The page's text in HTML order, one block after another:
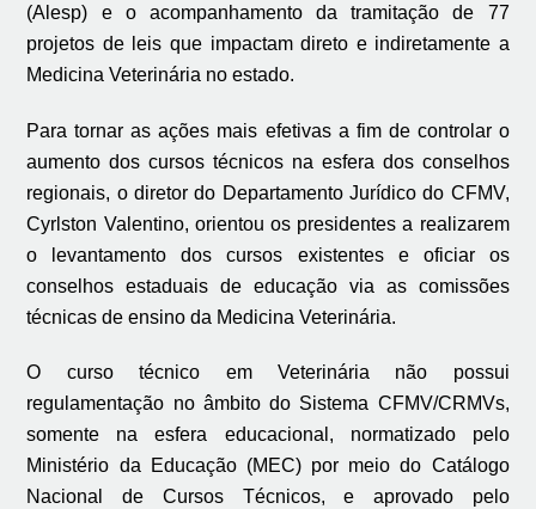
(Alesp) e o acompanhamento da tramitação de 77
projetos de leis que impactam direto e indiretamente a
Medicina Veterinária no estado.
Para tornar as ações mais efetivas a fim de controlar o
aumento dos cursos técnicos na esfera dos conselhos
regionais, o diretor do Departamento Jurídico do CFMV,
Cyrlston Valentino, orientou os presidentes a realizarem
o levantamento dos cursos existentes e oficiar os
conselhos estaduais de educação via as comissões
técnicas de ensino da Medicina Veterinária.
O curso técnico em Veterinária não possui
regulamentação no âmbito do Sistema CFMV/CRMVs,
somente na esfera educacional, normatizado pelo
Ministério da Educação (MEC) por meio do Catálogo
Nacional de Cursos Técnicos, e aprovado pelo